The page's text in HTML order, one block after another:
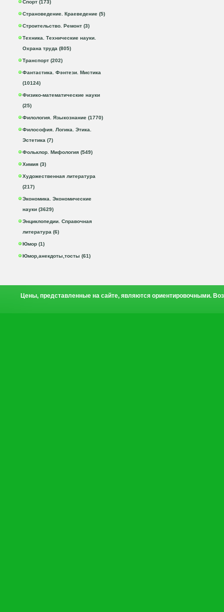
Спорт (173)
Страноведение. Краеведение (5)
Строительство. Ремонт (3)
Техника. Технические науки.
Охрана труда (805)
Транспорт (202)
Фантастика. Фэнтези. Мистика
(10124)
Физико-математические науки
(25)
Филология. Языкознание (1770)
Философия. Логика. Этика.
Эстетика (7)
Фольклор. Мифология (549)
Химия (3)
Художественная литература
(217)
Экономика. Экономические
науки (3629)
Энциклопедии. Справочная
литература (6)
Юмор (1)
Юмор,анекдоты,тосты (61)
Цены, представленные на сайте, являются ориентировочными.